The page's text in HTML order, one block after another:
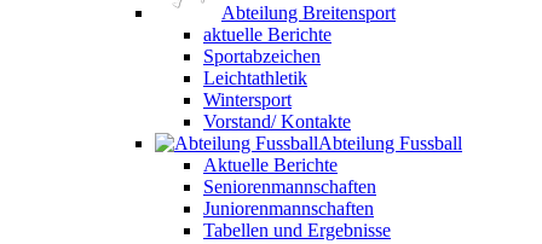
Abteilung Breitensport
aktuelle Berichte
Sportabzeichen
Leichtathletik
Wintersport
Vorstand/ Kontakte
Abteilung Fussball
Aktuelle Berichte
Seniorenmannschaften
Juniorenmannschaften
Tabellen und Ergebnisse